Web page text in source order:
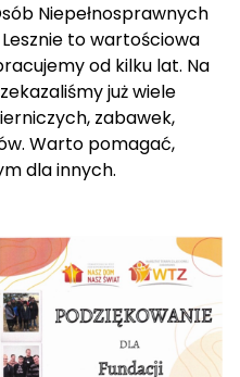
Niepełnosprawnych
Lesznie to wartościowa
od kilku lat. Na
już wiele
zabawek,
Warto pomagać,
dla innych.